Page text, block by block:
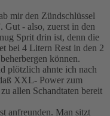
mir den Zündschlüssel
Gut - also, zuerst in den
Sprit drin ist, denn die
bei 4 Litern Rest in den 2
können.
plötzlich ahnte ich nach
XXL- Power zum
allen Schandtaten bereit
anfreunden. Man sitzt